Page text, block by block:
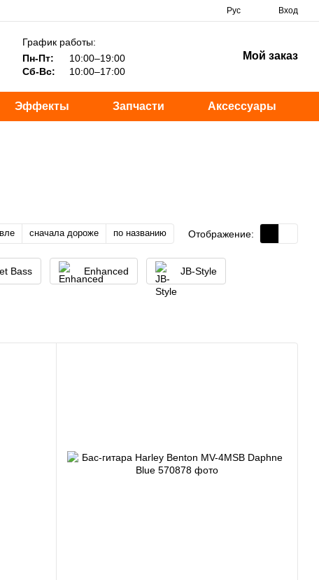
Рус Вход
График работы:
Пн-Пт:
10:00–19:00
Сб-Вс:
10:00–17:00
Мой заказ
Эффекты Запчасти Аксессуары
сначала дороже по названию Отображение:
Bass Enhanced JB-Style